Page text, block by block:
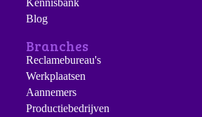
Blog
Branches
Reclamebureau's
Werkplaatsen
Aannemers
Productiebedrijven